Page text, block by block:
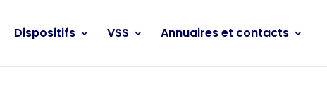
Dispositifs VSS Annuaires et contacts